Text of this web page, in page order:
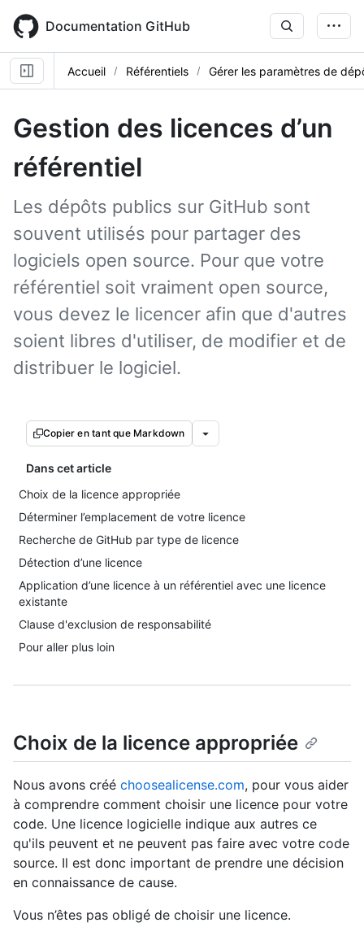
main
content
Documentation GitHub
Accueil Référentiels Gérer les paramètres de
Gestion des licences d’un
référentiel
Les dépôts publics sur GitHub sont
souvent utilisés pour partager des
logiciels open source. Pour que votre
référentiel soit vraiment open source,
vous devez le licencer afin que d'autres
soient libres d'utiliser, de modifier et de
distribuer le logiciel.
Copier en tant que Markdown
Dans cet article
Choix de la licence appropriée
Déterminer l’emplacement de votre licence
Recherche de GitHub par type de licence
Détection d’une licence
Application d’une licence à un référentiel avec une licence
existante
Clause d'exclusion de responsabilité
Pour aller plus loin
Choix de la licence appropriée
Nous avons créé choosealicense.com, pour vous aider
à comprendre comment choisir une licence pour votre
code. Une licence logicielle indique aux autres ce
qu'ils peuvent et ne peuvent pas faire avec votre code
source. Il est donc important de prendre une décision
en connaissance de cause.
Vous n’êtes pas obligé de choisir une licence.